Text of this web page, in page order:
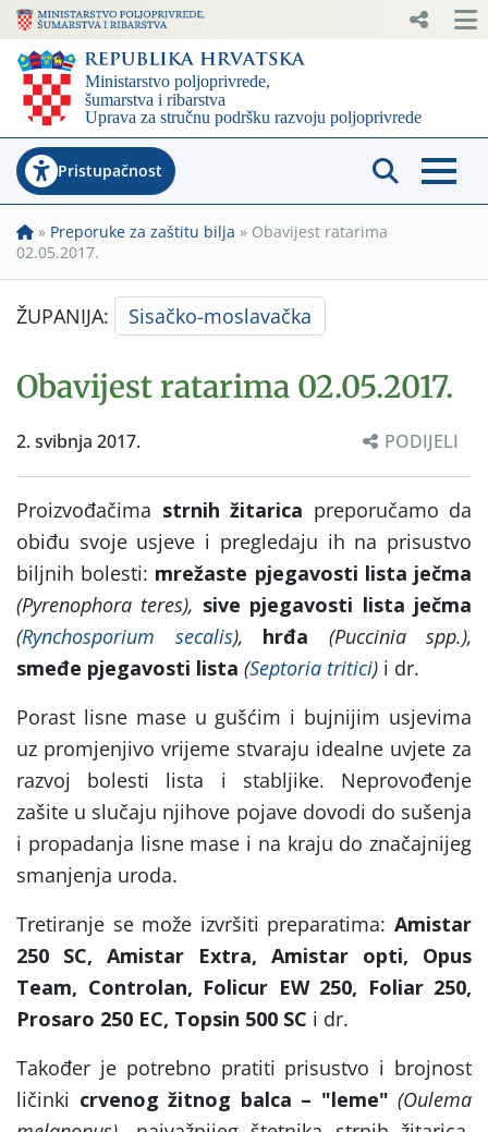
Pristupačnost
» Preporuke za zaštitu bilja » Obavijest ratarima
02.05.2017.
ŽUPANIJA: Sisačko-moslavačka
Obavijest ratarima 02.05.2017.
2. svibnja 2017. PODIJELI
Proizvođačima strnih žitarica preporučamo da
obiđu svoje usjeve i pregledaju ih na prisustvo
biljnih bolesti: mrežaste pjegavosti lista ječma
(Pyrenophora teres), sive pjegavosti lista ječma
(Rynchosporium secalis), hrđa
(Puccinia spp.),
smeđe pjegavosti lista (Septoria tritici) i dr.
Porast lisne mase u gušćim i bujnijim usjevima
uz promjenjivo vrijeme stvaraju idealne uvjete za
razvoj bolesti lista i stabljike. Neprovođenje
zašite u slučaju njihove pojave dovodi do sušenja
i propadanja lisne mase i na kraju do značajnijeg
smanjenja uroda.
Tretiranje se može izvršiti preparatima: Amistar
250 SC, Amistar Extra, Amistar opti, Opus
Team, Controlan, Folicur EW 250, Foliar 250,
Prosaro 250 EC, Topsin 500 SC i dr.
Također je potrebno pratiti prisustvo i brojnost
ličinki crvenog žitnog balca – "leme" (Oulema